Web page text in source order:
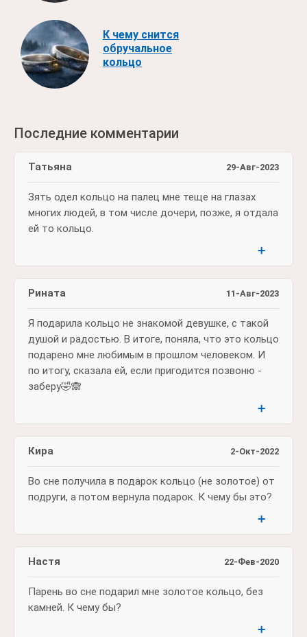
К чему снится
обручальное
кольцо
Последние комментарии
29-Авг-2023
Татьяна
Зять одел кольцо на палец мне теще на глазах
многих людей, в том числе дочери, позже, я отдала
ей то кольцо.
➕
11-Авг-2023
Рината
Я подарила кольцо не знакомой девушке, с такой
душой и радостью. В итоге, поняла, что это кольцо
подарено мне любимым в прошлом человеком. И
по итогу, сказала ей, если пригодится позвоню -
заберу🤣🙈
➕
2-Окт-2022
Кира
Во сне получила в подарок кольцо (не золотое) от
подруги, а потом вернула подарок. К чему бы это?
➕
22-Фев-2020
Настя
Парень во сне подарил мне золотое кольцо, без
камней. К чему бы?
➕